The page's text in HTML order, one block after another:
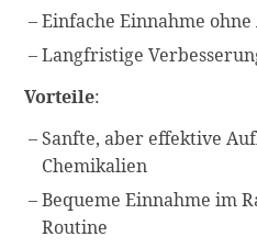
Einfache Einnahme
Langfristige
Vorteile:
Sanfte, aber effektive
Chemikalien
Bequeme Einnahme im
Routine